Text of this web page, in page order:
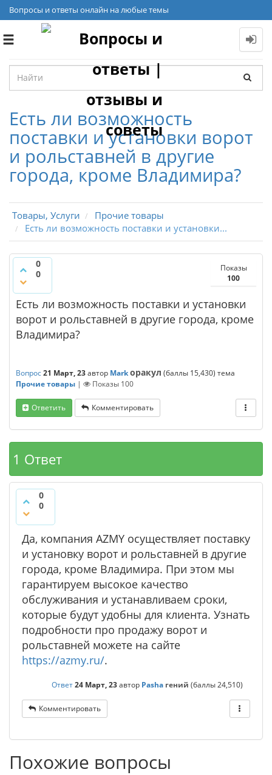
Вопросы и ответы онлайн на любые темы
Toggle
Есть ли возможность
поставки и установки ворот
и рольставней в другие
города, кроме Владимира?
Товары, Услуги
Прочие товары
Есть ли возможность поставки и установки...
0
0
Показы
100
Есть ли возможность поставки и установки
ворот и рольставней в другие города, кроме
Владимира?
Вопрос21 Март, 23автор Markоракул (баллы 15,430) тема
Прочие товары | Показы 100
Ответить Комментировать
1 Ответ
0
0
Да, компания AZMY осуществляет поставку
и установку ворот и рольставней в другие
города, кроме Владимира. При этом мы
гарантируем высокое качество
обслуживания и устанавливаем сроки,
которые будут удобны для клиента. Узнать
подробности про продажу ворот и
рольставней можете на сайте
https://azmy.ru/.
Ответ24 Март, 23автор Pasha гений (баллы24,510)
Комментировать
Похожие вопросы